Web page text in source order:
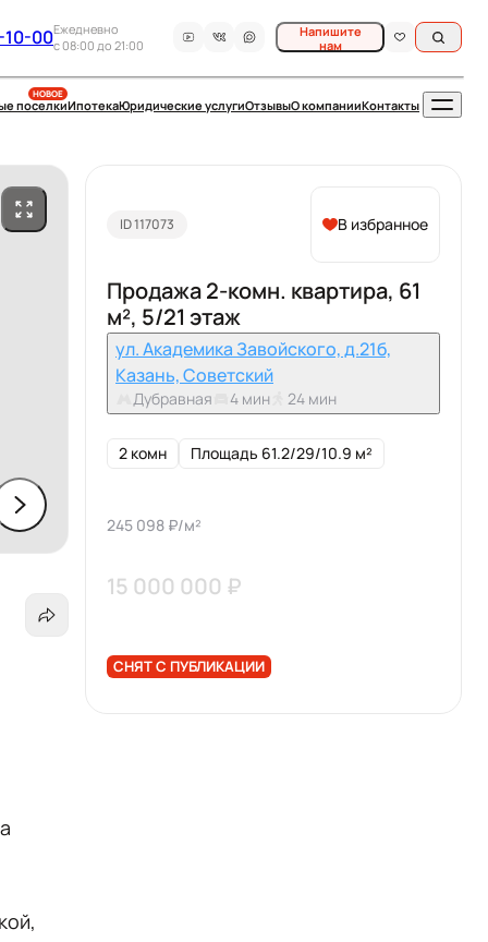
10-00Ежедневно
c 08:00 до 21:00
Напишите
нам
НОВОЕ
поселкиИпотекаЮридические услугиОтзывыО компанииКонтакты
ID 117073 В избранное
Продажа 2-комн. квартира, 61
м², 5/21 этаж
ул. Академика Завойского, д.21б,
Казань, Советский
Дубравная 4 мин 24 мин
2 комн Площадь 61.2/29/10.9 м²
245 098 ₽/м²
15 000 000 ₽
СНЯТ С ПУБЛИКАЦИИ